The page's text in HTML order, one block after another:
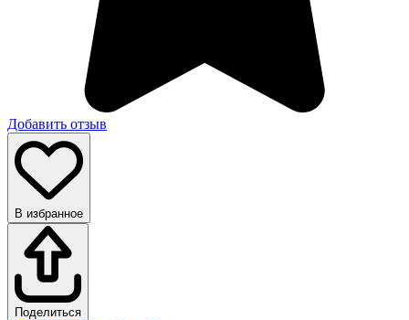
Добавить отзыв
В избранное
Поделиться